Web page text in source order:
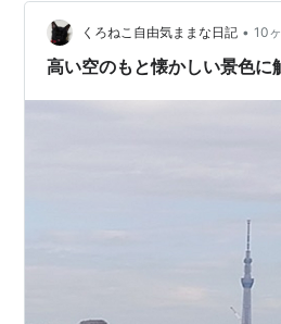
くろねこ自由気ままな日記 • 10
高い空のもと懐かしい景色に